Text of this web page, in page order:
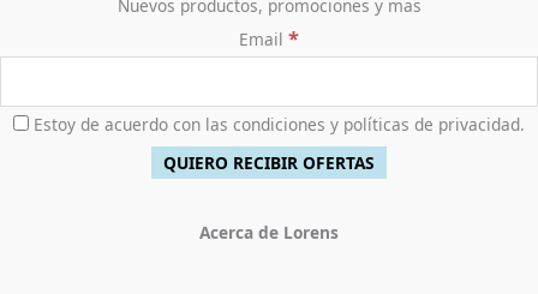
Nuevos productos, promociones y mas
Email *
Estoy de acuerdo con las condiciones y políticas de privacidad.
Acerca de Lorens